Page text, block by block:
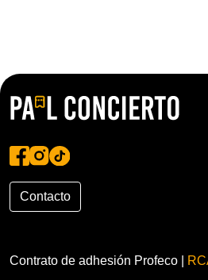
Contacto
Contrato de adhesión Profeco |